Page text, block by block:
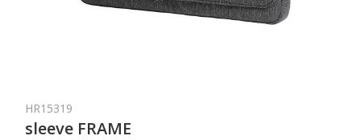
HR15319
sleeve FRAME